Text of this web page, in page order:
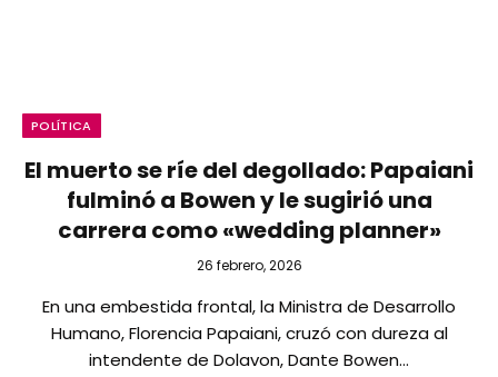
POLÍTICA
El muerto se ríe del degollado: Papaiani
fulminó a Bowen y le sugirió una
carrera como «wedding planner»
26 febrero, 2026
​En una embestida frontal, la Ministra de Desarrollo
Humano, Florencia Papaiani, cruzó con dureza al
intendente de Dolavon, Dante Bowen…